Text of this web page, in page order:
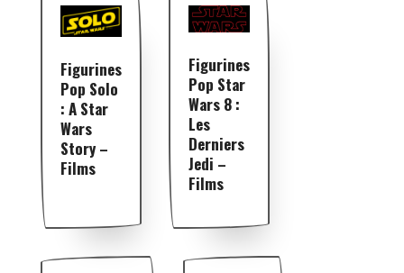
Figurines
Pop Solo
: A Star
Wars
Story –
Films
Figurines
Pop Star
Wars 8 :
Les
Derniers
Jedi –
Films